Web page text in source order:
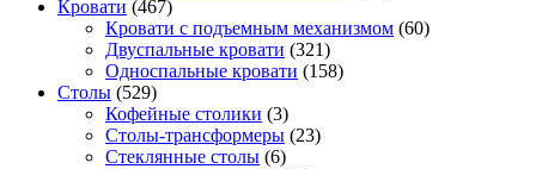
Кровати (467)
Кровати с подъемным механизмом (60)
Двуспальные кровати (321)
Односпальные кровати (158)
Столы (529)
Кофейные столики (3)
Столы-трансформеры (23)
Стеклянные столы (6)